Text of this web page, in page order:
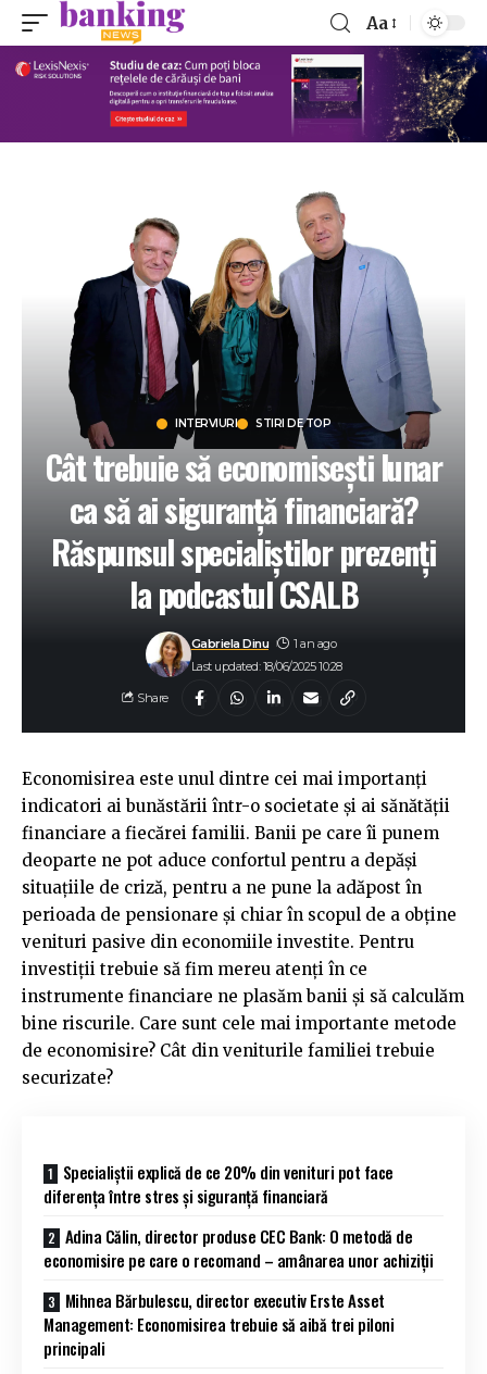
Aa
INTERVIURI STIRI DE TOP
Cât trebuie să economisești lunar
ca să ai siguranță financiară?
Răspunsul specialiștilor prezenți
la podcastul CSALB
Last updated: 18/06/2025 10:28
Gabriela Dinu 1 an ago
Share
Economisirea este unul dintre cei mai importanți
indicatori ai bunăstării într-o societate și ai sănătății
financiare a fiecărei familii. Banii pe care îi punem
deoparte ne pot aduce confortul pentru a depăși
situațiile de criză, pentru a ne pune la adăpost în
perioada de pensionare și chiar în scopul de a obține
venituri pasive din economiile investite. Pentru
investiții trebuie să fim mereu atenți în ce
instrumente financiare ne plasăm banii și să calculăm
bine riscurile. Care sunt cele mai importante metode
de economisire? Cât din veniturile familiei trebuie
securizate?
Specialiștii explică de ce 20% din venituri pot face
diferența între stres și siguranță financiară
Adina Călin, director produse CEC Bank: O metodă de
economisire pe care o recomand – amânarea unor achiziții
Mihnea Bărbulescu, director executiv Erste Asset
Management: Economisirea trebuie să aibă trei piloni
principali